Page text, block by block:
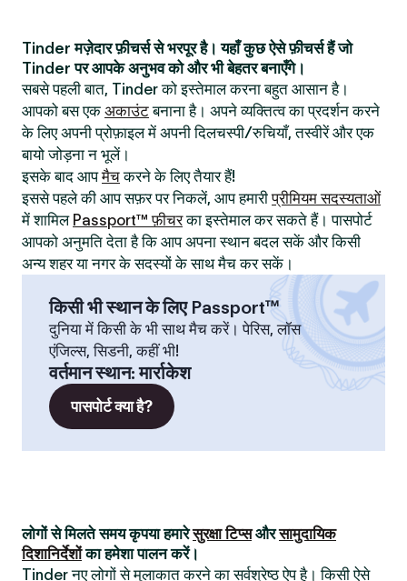
Tinder मज़ेदार फ़ीचर्स से भरपूर है। यहाँ कुछ ऐसे फ़ीचर्स हैं जो
Tinder पर आपके अनुभव को और भी बेहतर बनाएँगे।
सबसे पहली बात, Tinder को इस्तेमाल करना बहुत आसान है।
आपको बस एक अकाउंटबनाना है। अपने व्यक्तित्व का प्रदर्शन करने
के लिए अपनी प्रोफ़ाइल में अपनी दिलचस्पी/रुचियाँ, तस्वीरें और एक
बायो जोड़ना न भूलें।
इसके बाद आपमैचकरने के लिए तैयार हैं!
इससे पहले की आप सफ़र पर निकलें, आप हमारीप्रीमियम सदस्यताओं
में शामिल Passport™ फ़ीचरका इस्तेमाल कर सकते हैं। पासपोर्ट
आपको अनुमति देता है कि आप अपना स्थान बदल सकें और किसी
अन्य शहर या नगर के सदस्यों के साथ मैच कर सकें।
किसी भी स्थान के लिए Passport™
दुनिया में किसी के भी साथ मैच करें। पेरिस, लॉस
एंजिल्स, सिडनी, कहीं भी!
वर्तमान स्थान:मार्राकेश
पासपोर्ट क्या है?
लोगों से मिलते समय कृपया हमारेसुरक्षा टिप्सऔरसामुदायिक
दिशानिर्देशोंका हमेशा पालन करें।
Tinder नए लोगों से मुलाकात करने का सर्वश्रेष्ठ ऐप है। किसी ऐसे